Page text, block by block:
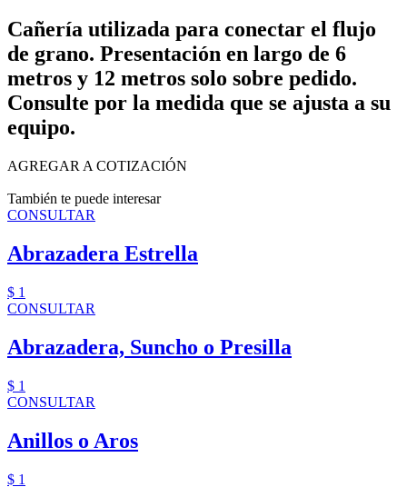
Cañería utilizada para conectar el flujo
de grano. Presentación en largo de 6
metros y 12 metros solo sobre pedido.
Consulte por la medida que se ajusta a su
equipo.
AGREGAR A COTIZACIÓN
También te puede interesar
CONSULTAR
Abrazadera Estrella
$ 1
CONSULTAR
Abrazadera, Suncho o Presilla
$ 1
CONSULTAR
Anillos o Aros
$ 1